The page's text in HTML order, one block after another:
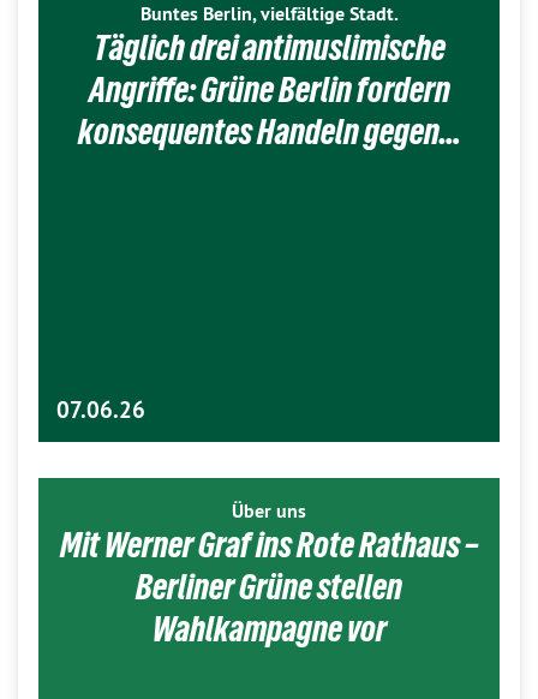
Buntes Berlin, vielfältige Stadt.
Täglich drei antimuslimische
Angriffe: Grüne Berlin fordern
konsequentes Handeln gegen…
07.06.26
Über uns
Mit Werner Graf ins Rote Rathaus –
Berliner Grüne stellen
Wahlkampagne vor